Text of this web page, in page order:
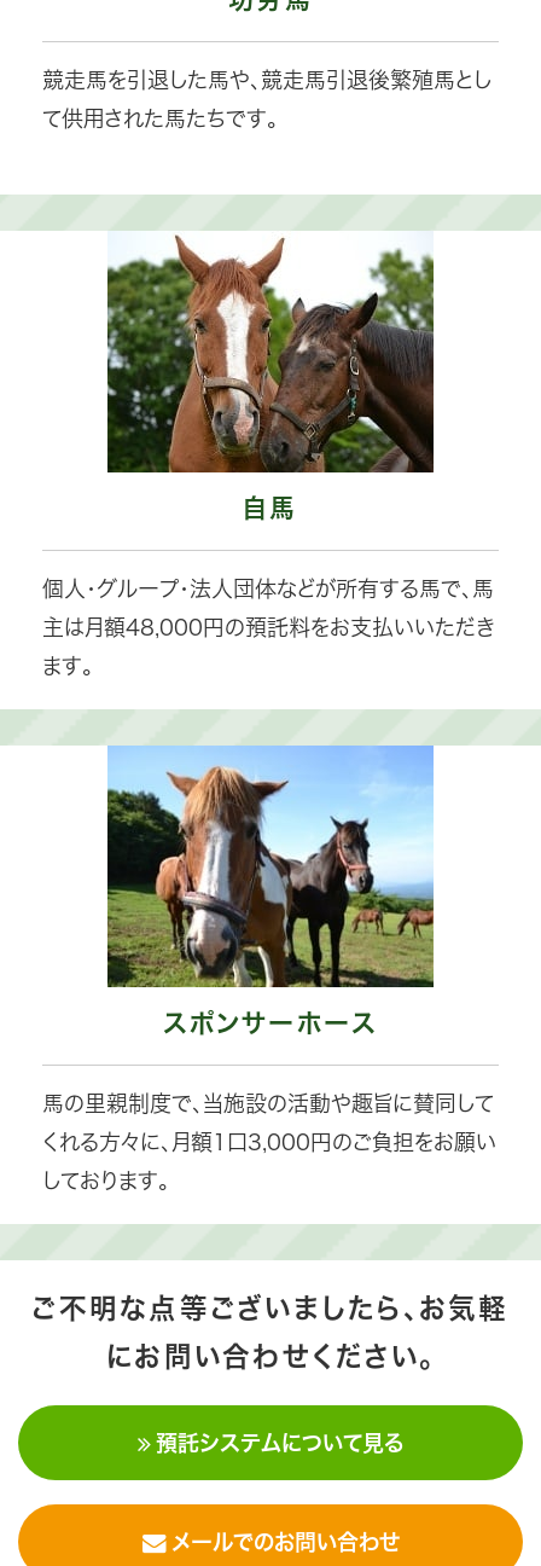
競走馬を引退した馬や、競走馬引退後繁殖馬とし
て供用された馬たちです。
自馬
個人・グループ・法人団体などが所有する馬で、馬
主は月額48,000円の預託料をお支払いいただき
ます。
スポンサーホース
馬の里親制度で、当施設の活動や趣旨に賛同して
くれる方々に、月額1口3,000円のご負担をお願い
しております。
ご不明な点等ございましたら、お気軽
にお問い合わせください。
預託システムについて見る
メールでのお問い合わせ